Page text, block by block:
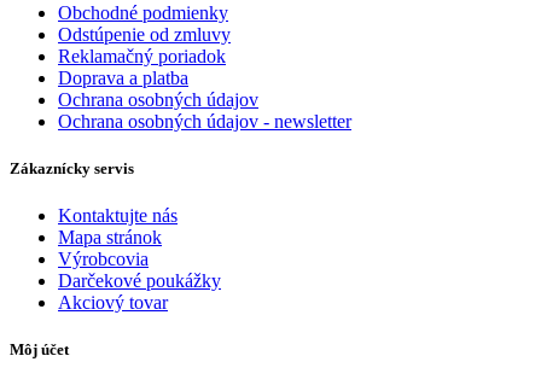
Obchodné podmienky
Odstúpenie od zmluvy
Reklamačný poriadok
Doprava a platba
Ochrana osobných údajov
Ochrana osobných údajov - newsletter
Zákaznícky servis
Kontaktujte nás
Mapa stránok
Výrobcovia
Darčekové poukážky
Akciový tovar
Môj účet